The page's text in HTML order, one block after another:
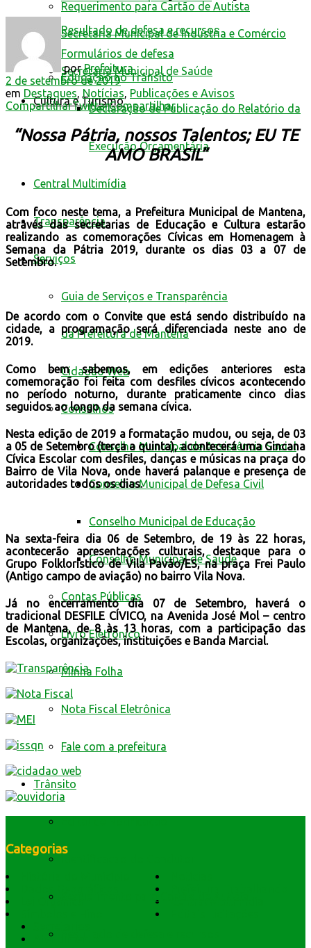
Requerimento para Cartão de Autista
Resultado de defesa e recursos
Formulários de defesa
Educação no Trânsito
Cultura e Turismo
Secretaria Municipal de Indústria e Comércio
Secretaria Municipal de Saúde
Declaração de Publicação do Relatório da
Execução Orçamentária
Central Multimídia
Transparência
Serviços
Guia de Serviços e Transparência
da Prefeitura de Mantena
Cidadão Web
Conselhos
Conselho Municipal de Assistência Social
Conselho Municipal de Defesa Civil
Conselho Municipal de Educação
Conselho Municipal de Saúde
Contas Públicas
Livro Eletrônico
Minha Folha
Nota Fiscal Eletrônica
Fale com a prefeitura
Trânsito
por Prefeitura
2 de setembro de 2019
em Destaques, Notícias, Publicações e Avisos
CompartilharTwittarCompartilhar
“Nossa Pátria, nossos Talentos; EU TE
AMO BRASIL”
Com foco neste tema, a Prefeitura Municipal de Mantena,
através das secretarias de Educação e Cultura estarão
realizando as comemorações Cívicas em Homenagem à
Semana da Pátria 2019, durante os dias 03 a 07 de
Setembro.
De acordo com o Convite que está sendo distribuído na
cidade, a programação será diferenciada neste ano de
2019.
Como bem sabemos, em edições anteriores esta
comemoração foi feita com desfiles cívicos acontecendo
no período noturno, durante praticamente cinco dias
seguidos ao longo da semana cívica.
Nesta edição de 2019 a formatação mudou, ou seja, de 03
a 05 de Setembro (terça a quinta), acontecerá uma Gincana
Cívica Escolar com desfiles, danças e músicas na praça do
Bairro de Vila Nova, onde haverá palanque e presença de
autoridades todos os dias.
Na sexta-feira dia 06 de Setembro, de 19 às 22 horas,
acontecerão apresentações culturais, destaque para o
Grupo Folklorístico de Vila Pavão/ES, na praça Frei Paulo
(Antigo campo de aviação) no bairro Vila Nova.
Já no encerramento dia 07 de Setembro, haverá o
tradicional DESFILE CÍVICO, na Avenida José Mol – centro
de Mantena, de 8 às 13 horas, com a participação das
Escolas, organizações, instituições e Banda Marcial.
Categorias
Lei Orgânica
Atendimento